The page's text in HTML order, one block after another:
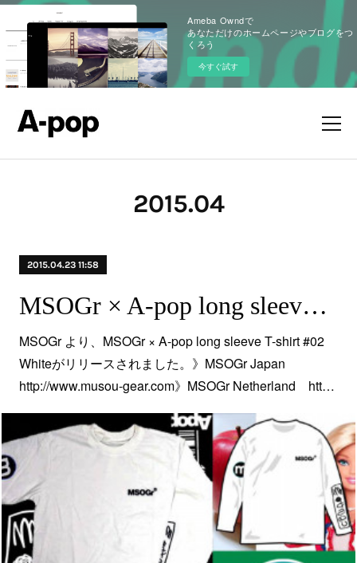
Ameba Owndで
あなただけのホームページやブログをつ
くろう
今すぐ試す
2015.04
2015.04.23 11:58
MSOGr × A-pop long sleeve T-shirt #02 White〈新商品〉
MSOGr より、MSOGr × A-pop long sleeve T-shirt #02
Whiteがリリースされました。》MSOGr Japan
http://www.musou-gear.com》MSOGr Netherland htt…